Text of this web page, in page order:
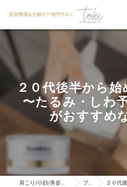
２０代後半から
〜たるみ・しわ
がおすすめ
肩こり/小顔/美姿勢を目指すならTOKI ブログ ２０代後半か